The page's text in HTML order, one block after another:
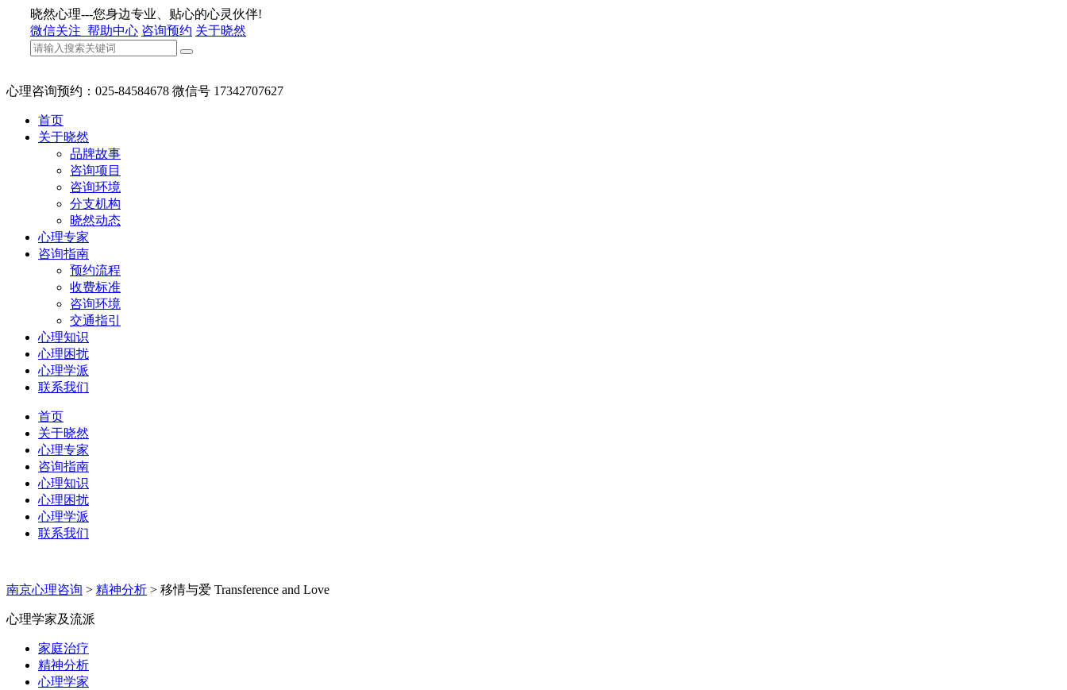
晓然心理---您身边专业、贴心的心灵伙伴!
微信关注 帮助中心 咨询预约 关于晓然
心理咨询预约：025-84584678 微信号 17342707627
首页
关于晓然
品牌故事
咨询项目
咨询环境
分支机构
晓然动态
心理专家
咨询指南
预约流程
收费标准
咨询环境
交通指引
心理知识
心理困扰
心理学派
联系我们
首页
关于晓然
心理专家
咨询指南
心理知识
心理困扰
心理学派
联系我们
南京心理咨询 > 精神分析 > 移情与爱 Transference and Love
心理学家及流派
家庭治疗
精神分析
心理学家